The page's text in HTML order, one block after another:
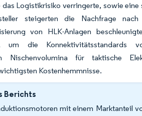
Logistikrisiko verringerte, sowie
steigerten die Nachfrage
von HLK-Anlagen
um die
Nischenvolumina für taktische
Kostenhemmnisse.
Berichts
mit einem Marktanteil